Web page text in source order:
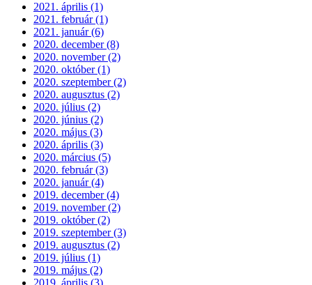
2021. április (1)
2021. február (1)
2021. január (6)
2020. december (8)
2020. november (2)
2020. október (1)
2020. szeptember (2)
2020. augusztus (2)
2020. július (2)
2020. június (2)
2020. május (3)
2020. április (3)
2020. március (5)
2020. február (3)
2020. január (4)
2019. december (4)
2019. november (2)
2019. október (2)
2019. szeptember (3)
2019. augusztus (2)
2019. július (1)
2019. május (2)